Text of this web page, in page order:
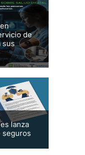
de
sus
lanza
seguros